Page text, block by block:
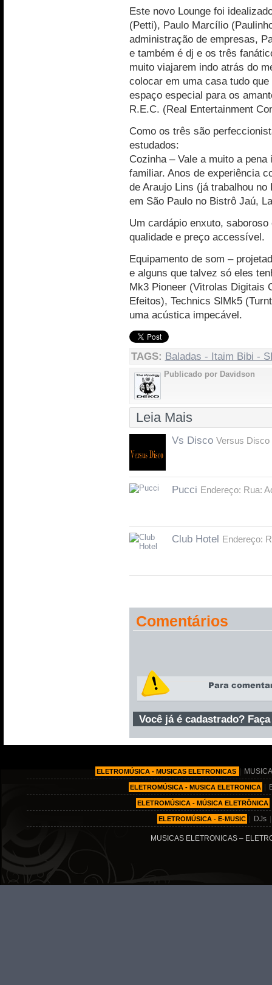
Este novo Lounge foi
(Petti), Paulo Marcílio
administração de empresas,
e também é dj e os três
muito viajarem indo atrás do
colocar em uma casa tudo
espaço especial para os
R.E.C. (Real Entertainment
Como os três são
estudados:
Cozinha – Vale a muito a
familiar. Anos de experiência
de Araujo Lins (já trabalhou
em São Paulo no Bistrô Jaú,
Um cardápio enxuto,
qualidade e preço accessível.
Equipamento de som –
e alguns que talvez só eles
Mk3 Pioneer (Vitrolas Digitais
Efeitos), Technics SlMk5
uma acústica impecável.
TAGS: Baladas - Itaim Bibi -
Publicado por Davidson
Leia Mais
Vs Disco Versus
Pucci Endereço: Rua:
Club Hotel Endereço:
Comentários
Você já é cadastrado?
ELETROMÚSICA - MUSICAS ELETRONICAS
ELETROMÚSICA - MUSICA ELETRONICA
ELETROMÚSICA - MÚSICA ELETRÔNICA
ELETROMÚSICA - E-MUSIC DJs
MUSICAS ELETRONICAS –